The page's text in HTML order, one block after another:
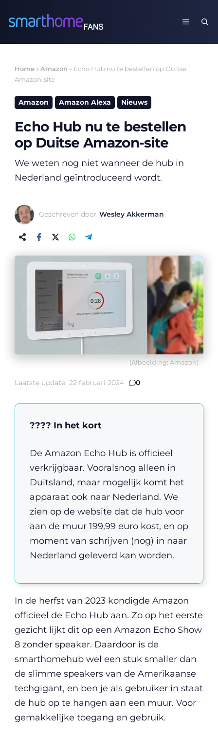
naar
MENU
Home »Amazon » Echo Hub nu te bestellen op Duitse
Amazon-site
Amazon Amazon Alexa Nieuws
Echo Hub nu te bestellen
op Duitse Amazon-site
We weten nog niet wanneer de hub in
Nederland geïntroduceerd wordt.
Geschreven door Wesley Akkerman
(Afbeelding: Amazon)
Laatste update: 22 februari 2024 0
???? In het kort
De Amazon Echo Hub is officieel
verkrijgbaar. Vooralsnog alleen in
Duitsland, maar mogelijk komt het
apparaat ook naar Nederland. We
zien op de website dat de hub voor
aan de muur 199,99 euro kost, en op
moment van schrijven (nog) in naar
Nederland geleverd kan worden.
In de herfst van 2023 kondigde Amazon
officieel de Echo Hub aan. Zo op het eerste
gezicht lijkt dit op een Amazon Echo Show
8 zonder speaker. Daardoor is de
smarthomehub wel een stuk smaller dan
de slimme speakers van de Amerikaanse
techgigant, en ben je als gebruiker in staat
de hub op te hangen aan een muur. Voor
gemakkelijke toegang en gebruik.